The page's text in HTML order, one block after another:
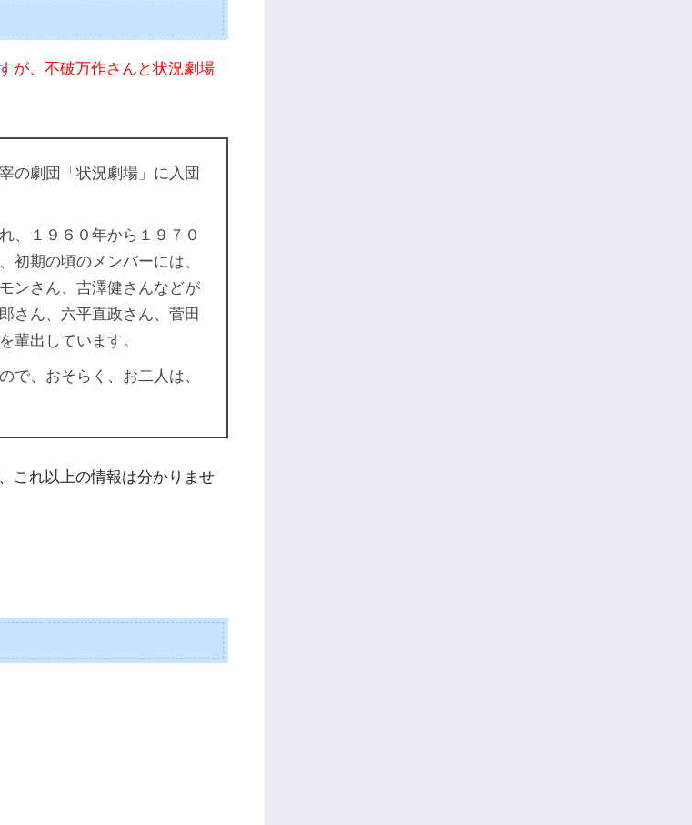
が、不破万作さんと状況劇場
の劇団「状況劇場」に入団
、１９６０年から１９７０
初期の頃のメンバーには、
ンさん、吉澤健さんなどが
さん、六平直政さん、菅田
輩出しています。
で、おそらく、お二人は、
これ以上の情報は分かりませ